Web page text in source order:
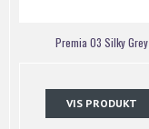
Premia 03 Silky Grey
VIS PRODUKT